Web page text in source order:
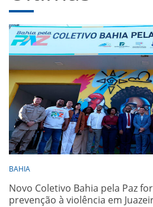
BAHIA
Novo Coletivo Bahia pela Paz
prevenção à violência em